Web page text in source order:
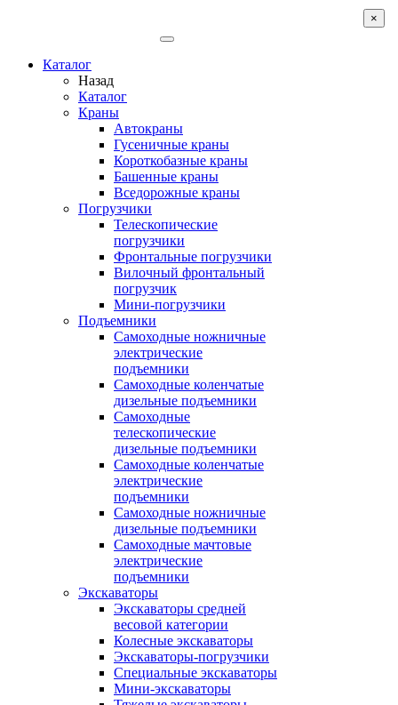
Каталог
Назад
Каталог
Краны
Автокраны
Гусеничные краны
Короткобазные краны
Башенные краны
Вcедорожные краны
Погрузчики
Телескопические
погрузчики
Фронтальные погрузчики
Вилочный фронтальный
погрузчик
Мини-погрузчики
Подъемники
Самоходные ножничные
электрические
подъемники
Самоходные коленчатые
дизельные подъемники
Самоходные
телескопические
дизельные подъемники
Самоходные коленчатые
электрические
подъемники
Самоходные ножничные
дизельные подъемники
Самоходные мачтовые
электрические
подъемники
Экскаваторы
Экскаваторы средней
весовой категории
Колесные экскаваторы
Экскаваторы-погрузчики
Специальные экскаваторы
Мини-экскаваторы
×